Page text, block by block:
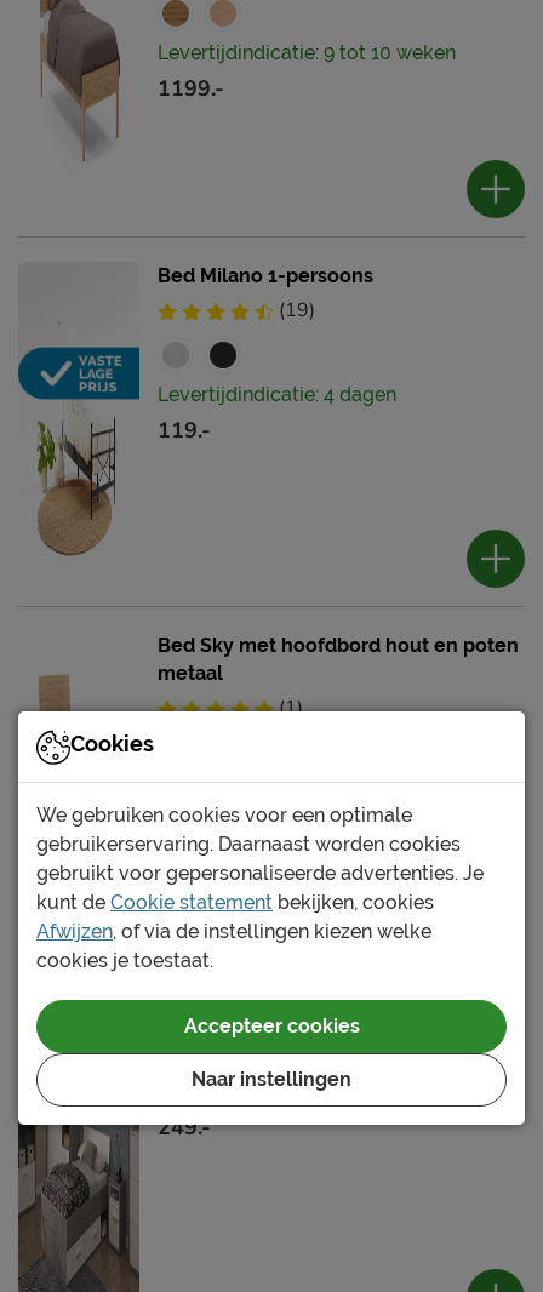
Levertijdindicatie: 9 tot 10 weken
1199.-
Bed Milano 1-persoons
(19)
Levertijdindicatie: 4 dagen
119.-
Bed Sky met hoofdbord hout en poten
metaal
(1)
1349.-
Opbergbed Mipiace met laden
(2)
Levertijdindicatie: 4 dagen
249.-
Cookies
We gebruiken cookies voor een optimale
gebruikerservaring. Daarnaast worden cookies
gebruikt voor gepersonaliseerde advertenties. Je
kunt de Cookie statement bekijken, cookies
Afwijzen, of via de instellingen kiezen welke
cookies je toestaat.
Naar instellingen
Accepteer cookies